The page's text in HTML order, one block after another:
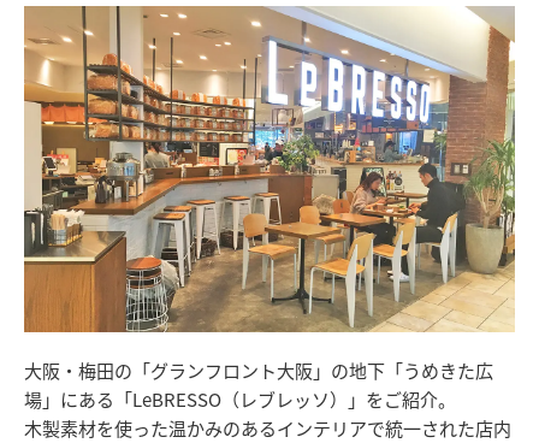
大阪・梅田の「グランフロント大阪」の地下「うめきた広
場」にある「LeBRESSO（レブレッソ）」をご紹介。
木製素材を使った温かみのあるインテリアで統一された店内